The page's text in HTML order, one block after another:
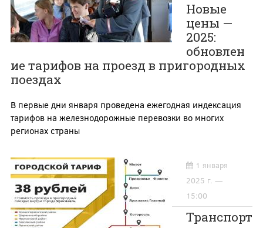
Новые
цены —
2025:
обновлен
ие тарифов на проезд в пригородных
поездах
В первые дни января проведена ежегодная индексация
тарифов на железнодорожные перевозки во многих
регионах страны
1 января
2025 г. —
15:00
Транспорт